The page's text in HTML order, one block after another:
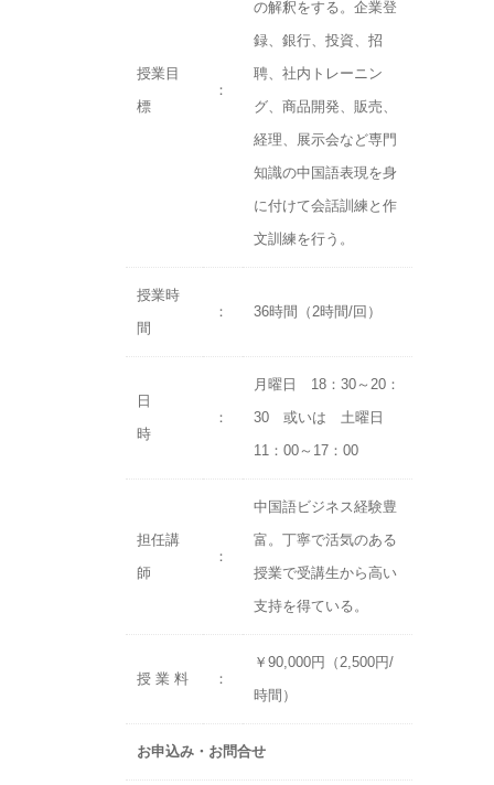
授業目
標
：
の解釈をする。企業登
録、銀行、投資、招
聘、社内トレーニン
グ、商品開発、販売、
経理、展示会など専門
知識の中国語表現を身
に付けて会話訓練と作
文訓練を行う。
授業時
間
： 36時間（2時間/回）
日
時
：
月曜日 18：30～20：
30 或いは 土曜日
11：00～17：00
担任講
師
：
中国語ビジネス経験豊
富。丁寧で活気のある
授業で受講生から高い
支持を得ている。
授 業 料 ：
￥90,000円（2,500円/
時間）
お申込み・お問合せ